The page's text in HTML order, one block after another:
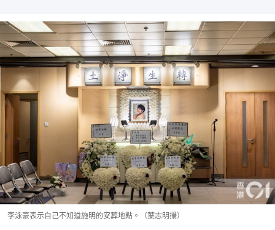
李泳豪表示自己不知道施明的安葬地點。（葉志明攝）